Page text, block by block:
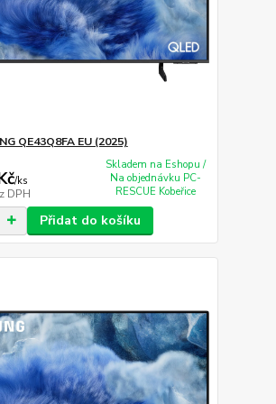
QE43Q8FA EU (2025)
/ks
DPH
Skladem na Eshopu /
Na objednávku PC-
RESCUE Kobeřice
Přidat do košíku